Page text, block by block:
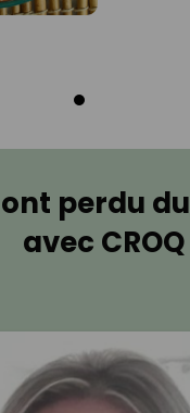
ont perdu
avec CROQ